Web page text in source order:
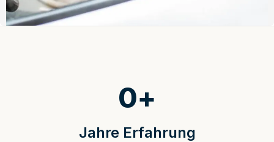
Jahre Erfahrung
0+